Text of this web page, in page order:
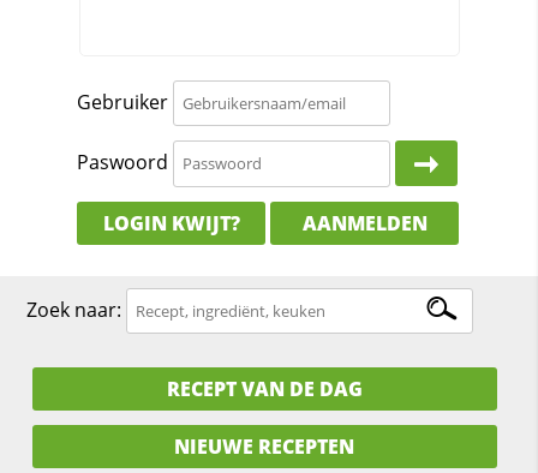
Gebruiker
Paswoord
LOGIN KWIJT? AANMELDEN
Zoek naar:
RECEPT VAN DE DAG
NIEUWE RECEPTEN